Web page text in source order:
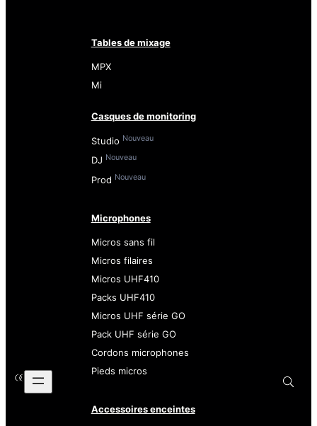
Tables de mixage
MPX
Mi
Casques de monitoring
Studio Nouveau
DJ Nouveau
Prod Nouveau
Microphones
Micros sans fil
Micros filaires
Micros UHF410
Packs UHF410
Micros UHF série GO
Pack UHF série GO
Cordons microphones
Pieds micros
Accessoires enceintes